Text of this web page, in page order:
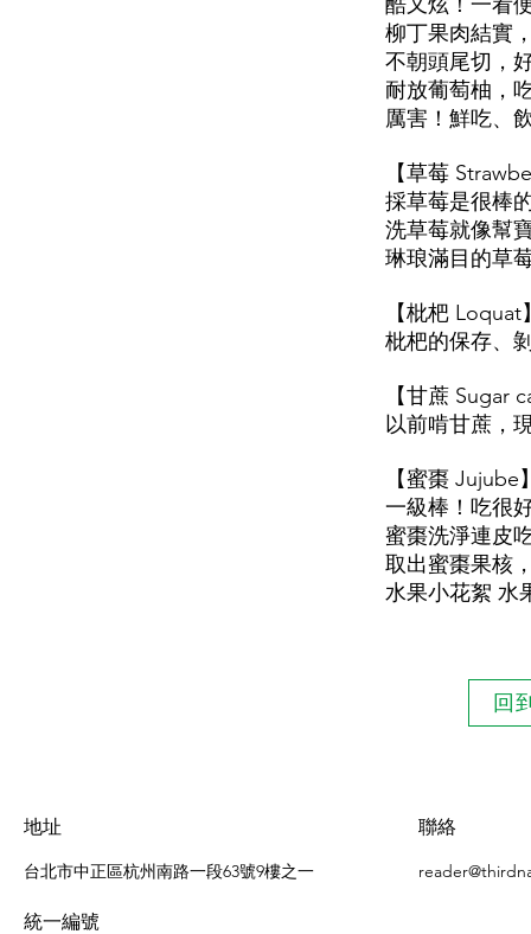
柳丁果肉結實
不朝頭尾切，
耐放葡萄柚，
厲害！鮮吃、
【草莓
採草莓是很棒
洗草莓就像幫
琳琅滿目的草
【枇杷
枇杷的保存、
【甘蔗 Sugar
以前啃甘蔗，
【蜜棗
一級棒！吃很
蜜棗洗淨連皮
取出蜜棗果核
水果小花絮 水
回
地址
台北市中正區杭州南路一段63號9樓之一
聯絡
統一編號